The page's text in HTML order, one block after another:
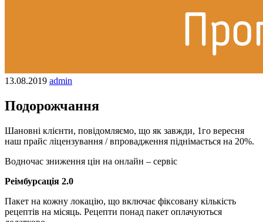
13.08.2019 admin
Подорожчання
Шановні клієнти, повідомляємо, що як завжди, 1го вересня
наш прайс ліцензування / впровадження піднімається на 20%.
Водночас зниження цін на онлайн – сервіс
Реімбурсація 2.0
Пакет на кожну локацію, що включає фіксовану кількість
рецептів на місяць. Рецепти понад пакет оплачуються